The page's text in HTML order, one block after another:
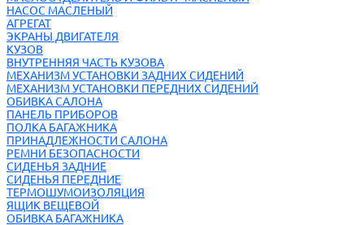
НАСОС МАСЛЕНЫЙ
АГРЕГАТ
ЭКРАНЫ ДВИГАТЕЛЯ
КУЗОВ
ВНУТРЕННЯЯ ЧАСТЬ КУЗОВА
МЕХАНИЗМ УСТАНОВКИ ЗАДНИХ СИДЕНИЙ
МЕХАНИЗМ УСТАНОВКИ ПЕРЕДНИХ СИДЕНИЙ
ОБИВКА САЛОНА
ПАНЕЛЬ ПРИБОРОВ
ПОЛКА БАГАЖНИКА
ПРИНАДЛЕЖНОСТИ САЛОНА
РЕМНИ БЕЗОПАСНОСТИ
СИДЕНЬЯ ЗАДНИЕ
СИДЕНЬЯ ПЕРЕДНИЕ
ТЕРМОШУМОИЗОЛЯЦИЯ
ЯЩИК ВЕЩЕВОЙ
ОБИВКА БАГАЖНИКА